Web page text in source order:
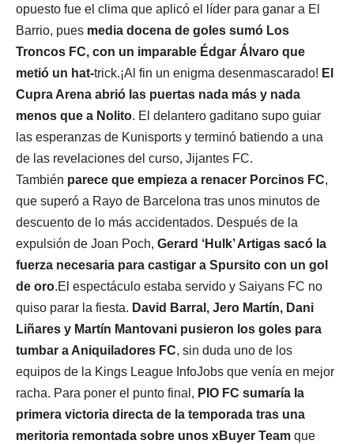
opuesto fue el clima que aplicó el líder para ganar a El
Barrio, pues media docena de goles sumó Los
Troncos FC, con un imparable Édgar Álvaro que
metió un hat-trick.¡Al fin un enigma desenmascarado! El
Cupra Arena abrió las puertas nada más y nada
menos que a Nolito. El delantero gaditano supo guiar
las esperanzas de Kunisports y terminó batiendo a una
de las revelaciones del curso, Jijantes FC.
También parece que empieza a renacer Porcinos FC,
que superó a Rayo de Barcelona tras unos minutos de
descuento de lo más accidentados. Después de la
expulsión de Joan Poch, Gerard ‘Hulk’ Artigas sacó la
fuerza necesaria para castigar a Spursito con un gol
de oro.El espectáculo estaba servido y Saiyans FC no
quiso parar la fiesta. David Barral, Jero Martín, Dani
Liñares y Martín Mantovani pusieron los goles para
tumbar a Aniquiladores FC, sin duda uno de los
equipos de la Kings League InfoJobs que venía en mejor
racha. Para poner el punto final, PIO FC sumaría la
primera victoria directa de la temporada tras una
meritoria remontada sobre unos xBuyer Team que